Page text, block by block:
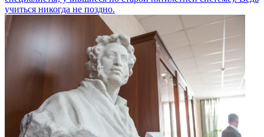
учиться никогда не поздно.